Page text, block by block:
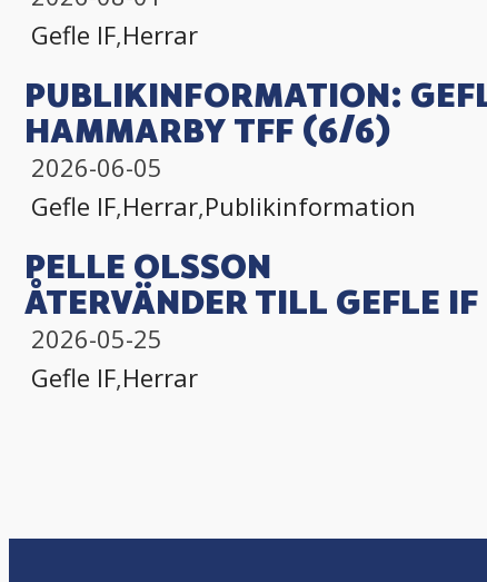
Gefle IF,Herrar
PUBLIKINFORMATION:
HAMMARBY TFF (6/6)
2026-06-05
Gefle IF,Herrar,Publikinformation
PELLE OLSSON
ÅTERVÄNDER TILL GEFLE IF
2026-05-25
Gefle IF,Herrar